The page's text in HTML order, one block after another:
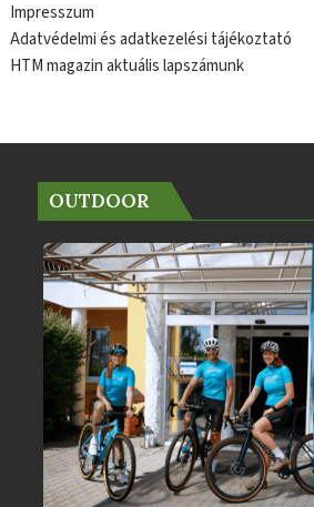
Impresszum
Adatvédelmi és adatkezelési tájékoztató
HTM magazin aktuális lapszámunk
OUTDOOR